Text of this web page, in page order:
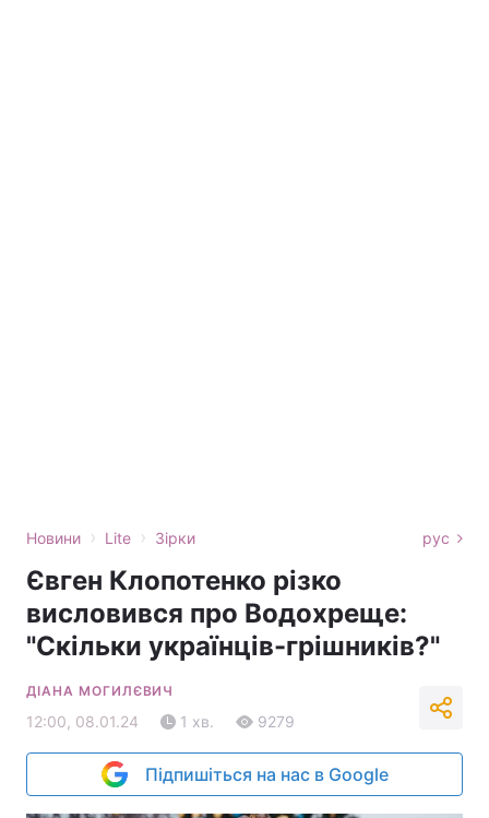
Новини › Lite › Зірки рус
Євген Клопотенко різко
висловився про Водохреще:
"Скільки українців-грішників?"
ДІАНА МОГИЛЄВИЧ
12:00, 08.01.24 1 хв. 9279
Підпишіться на нас в Google